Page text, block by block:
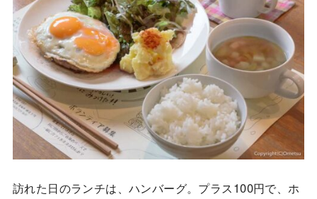
訪れた日のランチは、ハンバーグ。プラス100円で、ホ